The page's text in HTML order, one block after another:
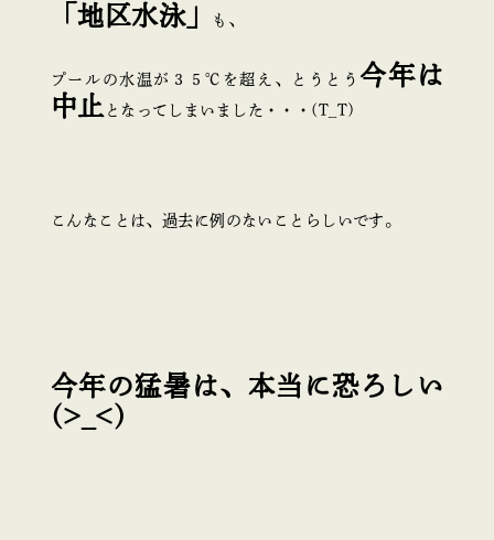
「地区水泳」
も、
プールの水温が３５℃を超え、とうとう 今年は
中止 となってしまいました・・・(T_T)
こんなことは、過去に例のないことらしいです。
今年の猛暑は、本当に恐ろしい
(>_<)